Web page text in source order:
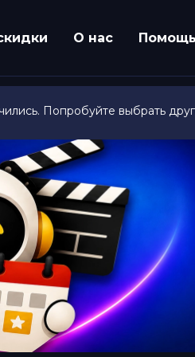
О нас Помощь
Попробуйте выбрать